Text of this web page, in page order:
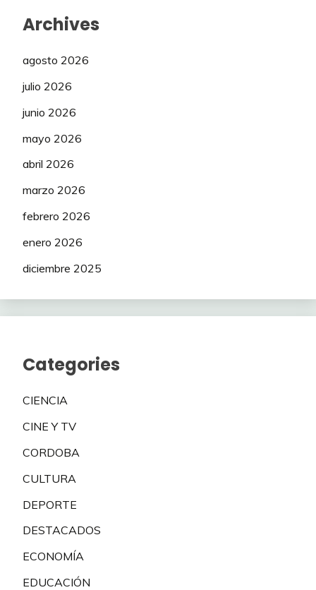
Archives
agosto 2026
julio 2026
junio 2026
mayo 2026
abril 2026
marzo 2026
febrero 2026
enero 2026
diciembre 2025
Categories
CIENCIA
CINE Y TV
CORDOBA
CULTURA
DEPORTE
DESTACADOS
ECONOMÍA
EDUCACIÓN